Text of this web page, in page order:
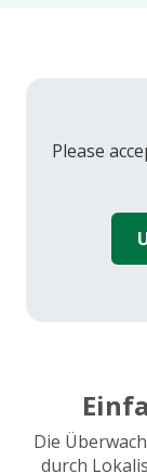
Please
Die
durch